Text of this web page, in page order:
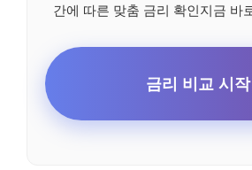
간에 따른 맞춤 금리 확인지금 바
금리 비교 시작